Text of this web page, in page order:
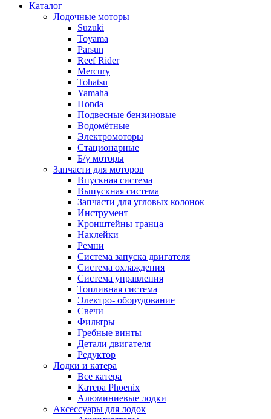
Каталог
Лодочные моторы
Suzuki
Toyama
Parsun
Reef Rider
Mercury
Tohatsu
Yamaha
Honda
Подвесные бензиновые
Водомётные
Электромоторы
Стационарные
Б/у моторы
Запчасти для моторов
Впускная система
Выпускная система
Запчасти для угловых колонок
Инструмент
Кронштейны транца
Наклейки
Ремни
Система запуска двигателя
Система охлаждения
Система управления
Топливная система
Электро- оборудование
Свечи
Фильтры
Гребные винты
Детали двигателя
Редуктор
Лодки и катера
Все катера
Катера Phoenix
Алюминиевые лодки
Аксессуары для лодок